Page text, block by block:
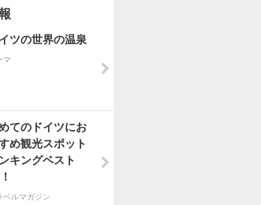
ツの世界の温泉
マ
てのドイツにお
め観光スポット
キングベスト
ベルマガジン